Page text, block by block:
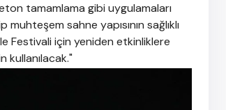
tamamlama gibi uygulamaları
sahne yapısının sağlıklı
Festivali için yeniden etkinliklere
kullanılacak."